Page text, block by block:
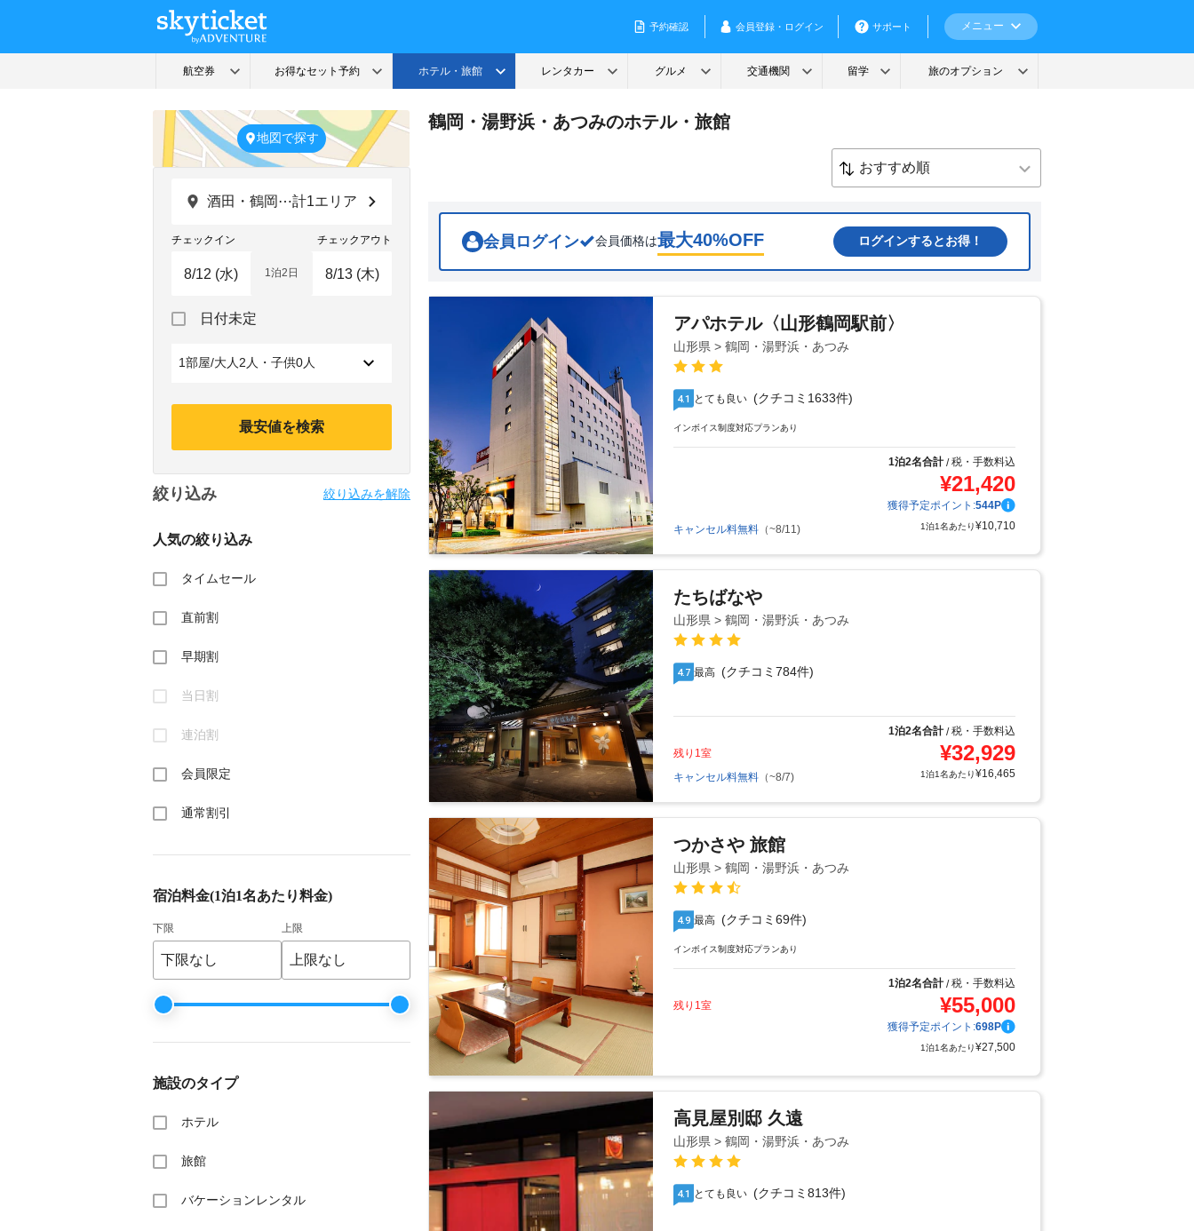
地図で探す
酒田・鶴岡⋯計1エリア
チェックイン チェックアウト
forward
with
a
Press
the
key
get
shortcuts
changing
1泊2日
with
select
Press
the
日付未定
1部屋/大人2人・子供0人
最安値を検索
絞り込み 絞り込みを解除
人気の絞り込み
タイムセール
直前割
早期割
当日割
連泊割
会員限定
通常割引
宿泊料金(1泊1名あたり料金)
下限 上限
施設のタイプ
ホテル
旅館
バケーションレンタル
鶴岡・湯野浜・あつみのホテル・旅館
会員ログイン 会員価格は最大40%OFF ログインするとお得！
アパホテル〈山形鶴岡駅前〉
山形県 > 鶴岡・湯野浜・あつみ
4.1 とても良い (クチコミ1633件)
インボイス制度対応プランあり
1泊2名合計/税・手数料込
¥21,420
獲得予定ポイント:544P
キャンセル料無料 （~8/11) 1泊1名あたり¥10,710
たちばなや
山形県 > 鶴岡・湯野浜・あつみ
4.7 最高 (クチコミ784件)
1泊2名合計/税・手数料込
残り1室
¥32,929
キャンセル料無料 （~8/7) 1泊1名あたり¥16,465
つかさや 旅館
山形県 > 鶴岡・湯野浜・あつみ
4.9 最高 (クチコミ69件)
インボイス制度対応プランあり
1泊2名合計/税・手数料込
残り1室
¥55,000
獲得予定ポイント:698P
1泊1名あたり¥27,500
高見屋別邸 久遠
山形県 > 鶴岡・湯野浜・あつみ
4.1 とても良い (クチコミ813件)